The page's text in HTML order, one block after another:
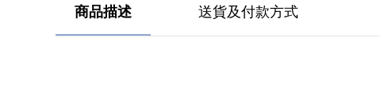
商品描述 送貨及付款方式